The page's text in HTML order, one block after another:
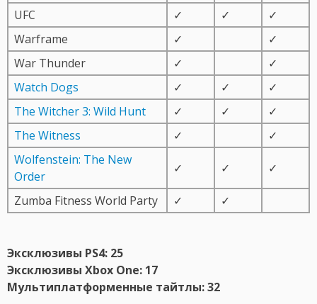
UFC
✓ ✓
✓
Warframe
✓
✓
War Thunder
✓
✓
Watch Dogs
✓ ✓
✓
The Witcher 3: Wild Hunt
✓ ✓
✓
The Witness
✓
✓
Wolfenstein: The New
Order
✓ ✓ ✓
Zumba Fitness World Party ✓ ✓
Эксклюзивы PS4: 25
Эксклюзивы Xbox One: 17
Мультиплатформенные тайтлы: 32